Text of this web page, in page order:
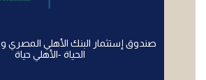
صندوق إستثمار البنك الأهلي المصري
الحياة -الأهلي حياة